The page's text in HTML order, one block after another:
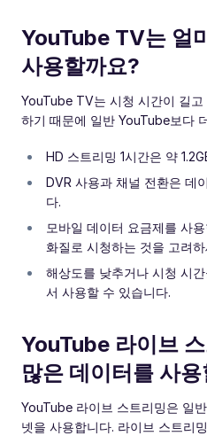
YouTube TV는 얼
사용할까요?
YouTube TV는 시청 시간이 길
하기 때문에 일반 YouTube보다
HD 스트리밍 1시간은 약
DVR 사용과 채널 전환은 데
다.
모바일 데이터 요금제를 사
화질로 시청하는 것을 고려하
해상도를 낮추거나 시청 시
서 사용할 수 있습니다.
YouTube 라이브
많은 데이터를 사
YouTube 라이브 스트리밍은 일
넷을 사용합니다. 라이브 스트리